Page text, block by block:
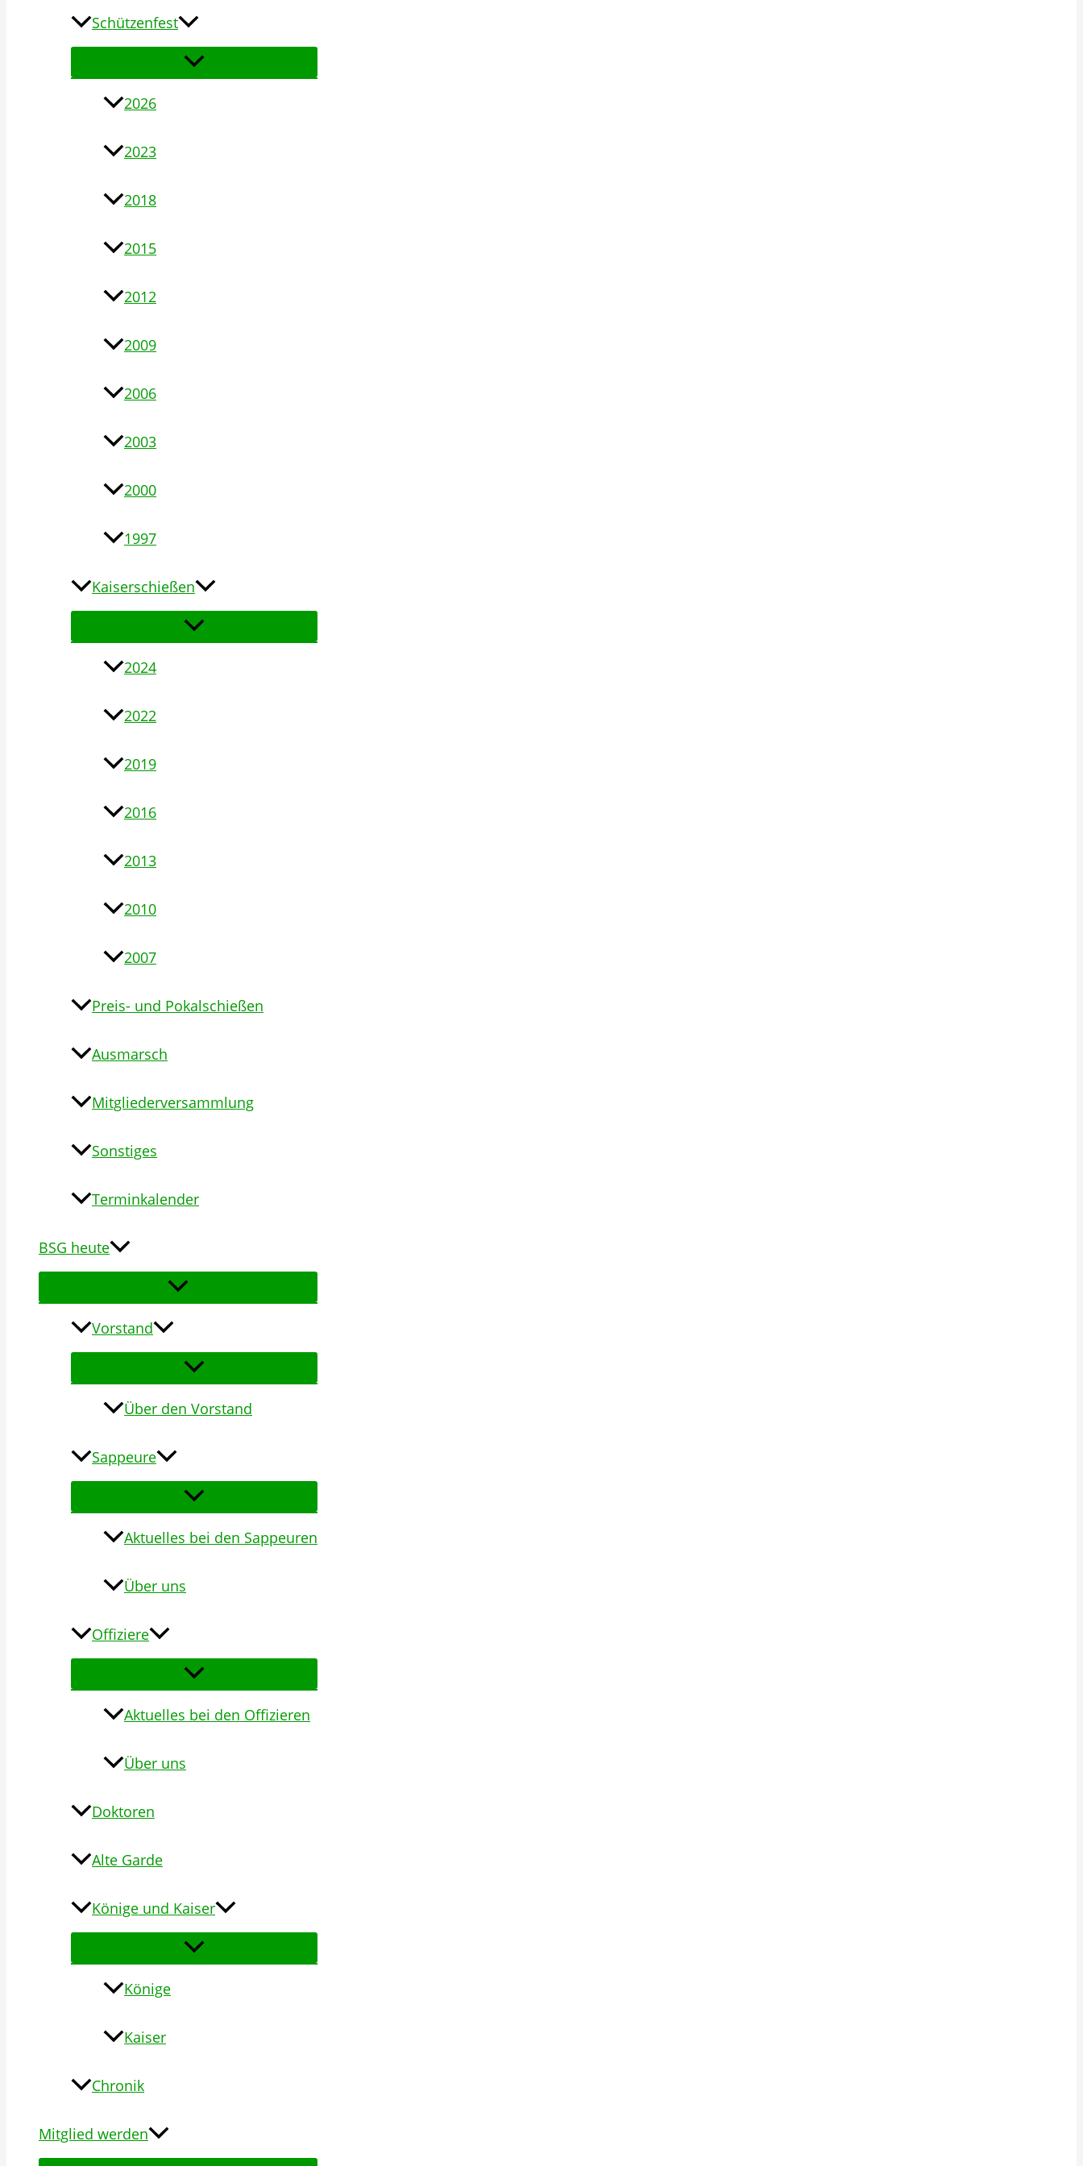
Schützenfest
2026
2023
2018
2015
2012
2009
2006
2003
2000
1997
Kaiserschießen
2024
2022
2019
2016
2013
2010
2007
Preis- und Pokalschießen
Ausmarsch
Mitgliederversammlung
Sonstiges
Terminkalender
BSG heute
Vorstand
Über den Vorstand
Sappeure
Aktuelles bei den Sappeuren
Über uns
Offiziere
Aktuelles bei den Offizieren
Über uns
Doktoren
Alte Garde
Könige und Kaiser
Könige
Kaiser
Chronik
Mitglied werden